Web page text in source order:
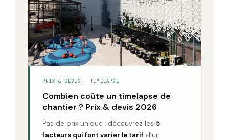
PRIX & DEVIS · TIMELAPSE
Combien coûte un timelapse de
chantier ? Prix & devis 2026
Pas de prix unique : découvrez les 5
facteurs qui font varier le tarif d’un